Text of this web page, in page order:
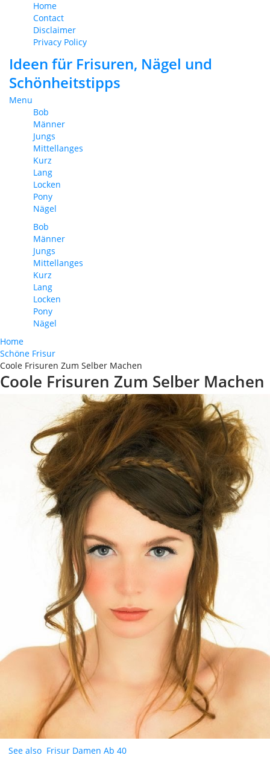
Home
Contact
Disclaimer
Privacy Policy
Ideen für Frisuren, Nägel und
Schönheitstipps
Menu
Bob
Männer
Jungs
Mittellanges
Kurz
Lang
Locken
Pony
Nägel
Bob
Männer
Jungs
Mittellanges
Kurz
Lang
Locken
Pony
Nägel
Home
Schöne Frisur
Coole Frisuren Zum Selber Machen
Coole Frisuren Zum Selber Machen
See also Frisur Damen Ab 40